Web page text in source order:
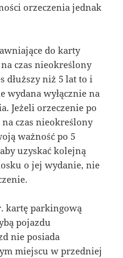
orzeczenia jednak
do karty
czas nieokreślony
dłuższy niż 5 lat to i
wydana wyłącznie na
Jeżeli orzeczenie po
czas nieokreślony
ważność po 5
uzyskać kolejną
o jej wydanie, nie
kartę parkingową
pojazdu
nie posiada
miejscu w przedniej